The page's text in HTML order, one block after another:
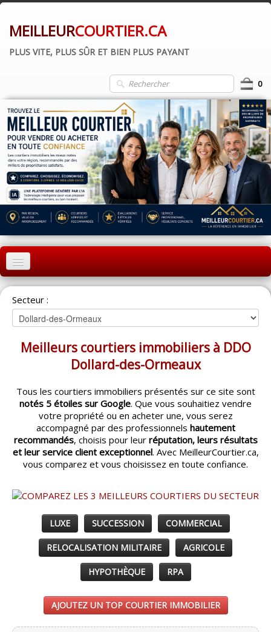
MEILLEURCOURTIER.CA
PLUS VITE, PLUS SÛR ET BIEN PLUS PAYANT
0
ACCUEIL
MONTRÉAL
QUÉBEC
LAVAL
CATÉGORIES▼
ACHETEUR / VENDEUR▼
ENTREPRENEURS▼
ESPACE COURTIER ▼
Secteur :
Meilleurs courtiers immobiliers à DDO
Dollard-des-Ormeaux
Tous les courtiers immobiliers présentés sur ce site sont
notés 5 étoiles sur Google. Que vous souhaitiez vendre
votre propriété ou en acheter une, vous serez
accompagné par des professionnels hautement
recommandés, choisis pour leur réputation, leurs résultats
et leur service client exceptionnel. Avec MeilleurCourtier.ca,
vous comparez et vous choisissez en toute confiance.
LUXE SUCCESSION COMMERCIAL
RELOCALISATION MILITAIRE AGRICOLE
HYPOTHÈQUE RPA
AJOUTEZ UN TOP COURTIER IMMOBILIER